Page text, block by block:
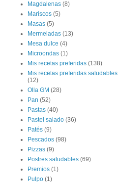
Magdalenas (8)
Mariscos (5)
Masas (5)
Mermeladas (13)
Mesa dulce (4)
Microondas (1)
Mis recetas preferidas (138)
Mis recetas preferidas saludables
(12)
Olla GM (28)
Pan (52)
Pastas (40)
Pastel salado (36)
Patés (9)
Pescados (98)
Pizzas (9)
Postres saludables (69)
Premios (1)
Pulpo (1)